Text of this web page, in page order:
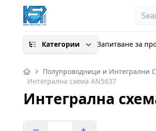
Search
Категории Запитване за
Полупроводници и Интегрални
Интегрална схема AN5637
Интегрална